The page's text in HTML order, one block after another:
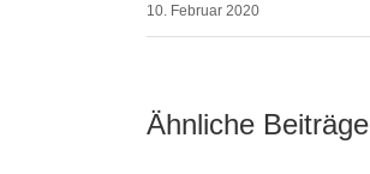
10. Februar 2020
Ähnliche Beiträge